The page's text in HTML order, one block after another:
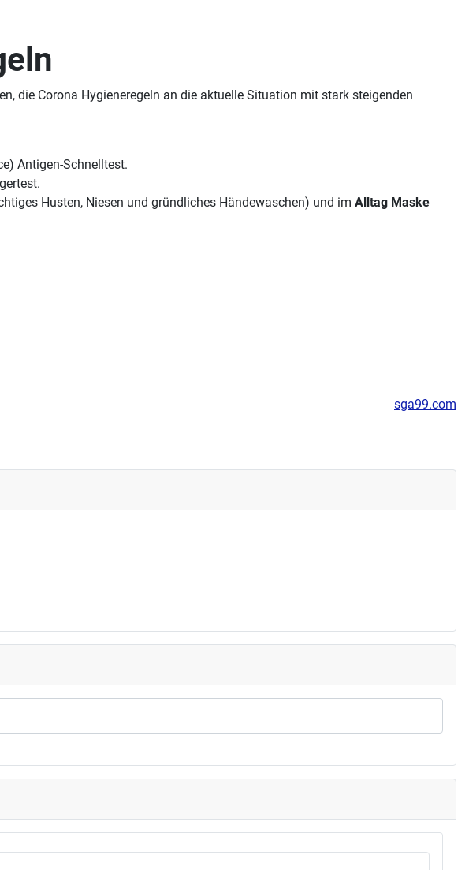
die Corona Hygieneregeln an die aktuelle Situation mit stark steigenden
Antigen-Schnelltest.
Husten, Niesen und gründliches Händewaschen) und im Alltag Maske
sga99.com